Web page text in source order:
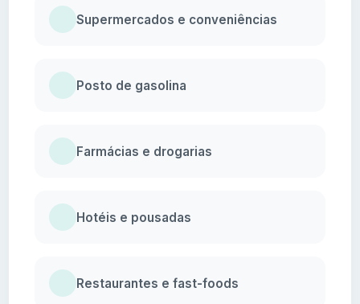
Supermercados e conveniências
Posto de gasolina
Farmácias e drogarias
Hotéis e pousadas
Restaurantes e fast-foods